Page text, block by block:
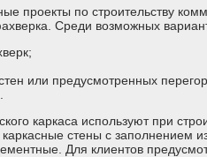
проекты по строительству
Среди возможных
или предусмотренных
каркаса используют при
стены с заполнением
Для клиентов